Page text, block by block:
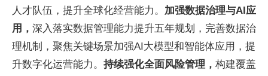
人才队伍，提升全球化经营能力。 加强数据治理与AI应
用， 深入落实数据管理能力提升五年规划，完善数据治
理机制，聚焦关键场景加强AI大模型和智能体应用，提
升数字化运营能力。 持续强化全面风险管理， 构建覆盖